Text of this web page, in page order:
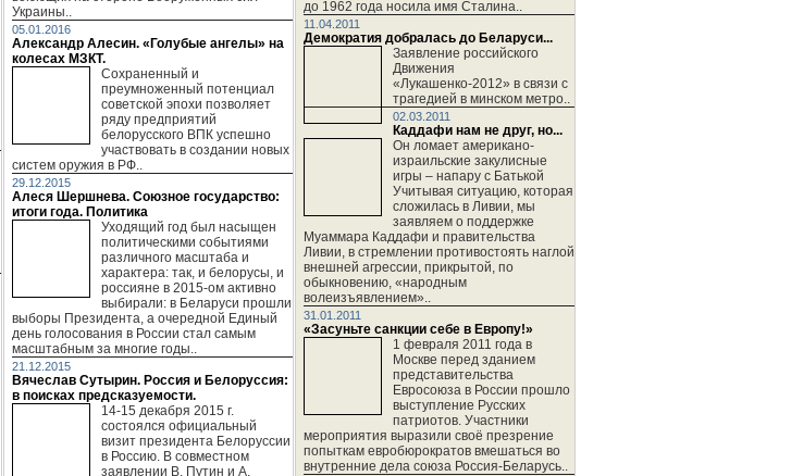
Украины..
05.01.2016
Александр Алесин. «Голубые ангелы» на
колесах МЗКТ.
Сохраненный и
преумноженный потенциал
советской эпохи позволяет
ряду предприятий
белорусского ВПК успешно
участвовать в создании новых
систем оружия в РФ..
29.12.2015
Алеся Шершнева. Союзное государство:
итоги года. Политика
Уходящий год был насыщен
политическими событиями
различного масштаба и
характера: так, и белорусы, и
россияне в 2015-ом активно
выбирали: в Беларуси прошли
выборы Президента, а очередной Единый
день голосования в России стал самым
масштабным за многие годы..
21.12.2015
Вячеслав Сутырин. Россия и Белоруссия:
в поисках предсказуемости.
14-15 декабря 2015 г.
состоялся официальный
визит президента Белоруссии
в Россию. В совместном
заявлении В. Путин и А.
до 1962 года носила имя Сталина..
11.04.2011
Демократия добралась до Беларуси...
Заявление российского
Движения
«Лукашенко-2012» в связи с
трагедией в минском метро..
02.03.2011
Каддафи нам не друг, но...
Он ломает американо-
израильские закулисные
игры – напару с Батькой
Учитывая ситуацию, которая
сложилась в Ливии, мы
заявляем о поддержке
Муаммара Каддафи и правительства
Ливии, в стремлении противостоять наглой
внешней агрессии, прикрытой, по
обыкновению, «народным
волеизъявлением»..
31.01.2011
«Засуньте санкции себе в Европу!»
1 февраля 2011 года в
Москве перед зданием
представительства
Евросоюза в России прошло
выступление Русских
патриотов. Участники
мероприятия выразили своё презрение
попыткам евробюрократов вмешаться во
внутренние дела союза Россия-Беларусь..